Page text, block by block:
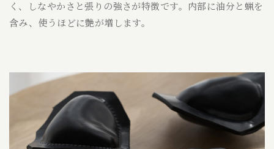
く、しなやかさと張りの強さが特徴です。内部に油分と蝋を
含み、使うほどに艶が増します。